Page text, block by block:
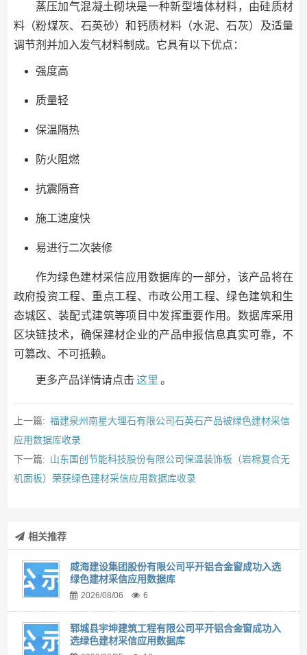
蒸压加气混凝土砌块是一种新型墙体材料，由硅质材
料（粉煤灰、石英砂）和钙质材料（水泥、石灰）及适量
调节剂并加入发气材料制成。它具有以下优点：
强度高
质量轻
保温隔热
防火阻燃
抗震隔音
施工速度快
易进行二次装修
作为绿色建材采信应用数据库的一部分，该产品将在
政府投资工程、重点工程、市政公用工程、绿色建筑和生
态城区、装配式建筑等项目中发挥重要作用。数据库采用
区块链技术，确保建材企业的产品申报信息真实可靠，不
可篡改、不可抵赖。
更多产品详情请点击 这里 。
上一篇: 福建泉州南星大理石有限公司石英石产品被绿色建材采信
应用数据库收录
下一篇: 山东国创节能科技股份有限公司保温装饰板（岩棉复合无
机面板）荣获绿色建材采信应用数据库收录
相关推荐
威海建设集团股份有限公司平开铝合金窗成功入选
绿色建材采信应用数据库
2026/08/06 6
郓城县宇坤建筑工程有限公司平开铝合金窗成功入
选绿色建材采信应用数据库